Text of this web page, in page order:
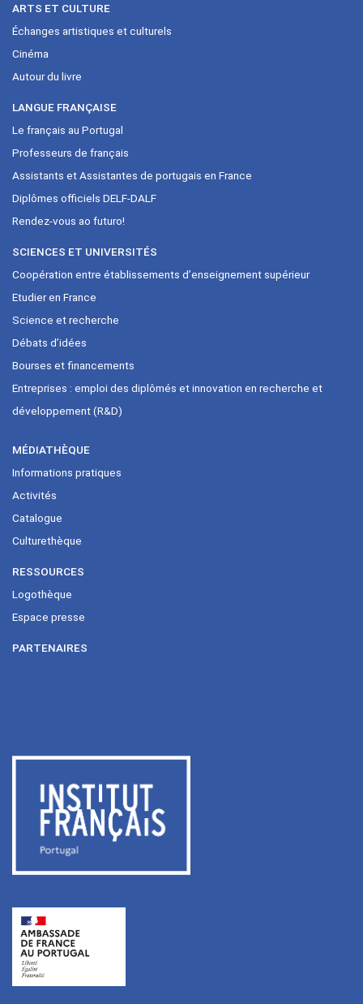
ARTS ET CULTURE
Échanges artistiques et culturels
Cinéma
Autour du livre
LANGUE FRANÇAISE
Le français au Portugal
Professeurs de français
Assistants et Assistantes de portugais en France
Diplômes officiels DELF-DALF
Rendez-vous ao futuro!
SCIENCES ET UNIVERSITÉS
Coopération entre établissements d’enseignement supérieur
Etudier en France
Science et recherche
Débats d’idées
Bourses et financements
Entreprises : emploi des diplômés et innovation en recherche et
développement (R&D)
MÉDIATHÈQUE
Informations pratiques
Activités
Catalogue
Culturethèque
RESSOURCES
Logothèque
Espace presse
PARTENAIRES